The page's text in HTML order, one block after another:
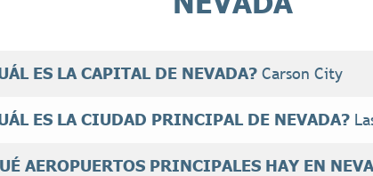
ES LA CAPITAL DE NEVADA? Carson City
ES LA CIUDAD PRINCIPAL DE NEVADA?
AEROPUERTOS PRINCIPALES HAY EN